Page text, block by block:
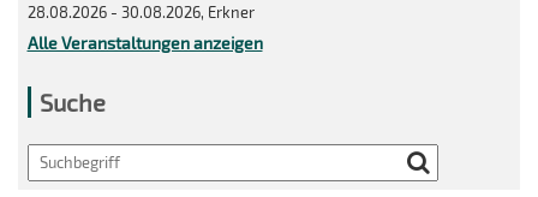
28.08.2026 - 30.08.2026, Erkner
Alle Veranstaltungen anzeigen
Suche
Search